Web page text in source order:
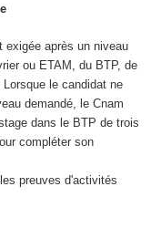
exigée après un niveau
ou ETAM, du BTP, de
Lorsque le candidat ne
demandé, le Cnam
dans le BTP de trois
compléter son
preuves d'activités